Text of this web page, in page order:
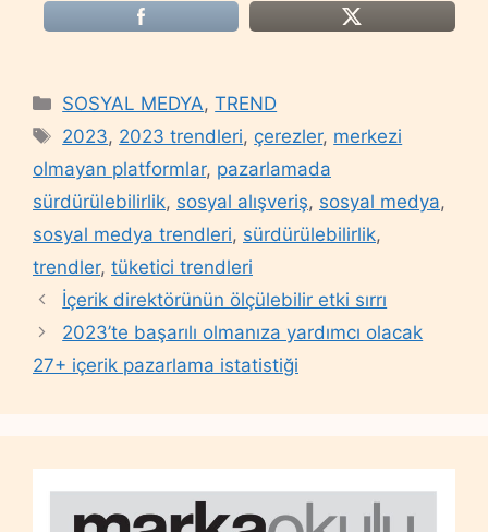
Categories
SOSYAL MEDYA,TREND
Tags
2023, 2023 trendleri, çerezler, merkezi
olmayan platformlar, pazarlamada
sürdürülebilirlik, sosyal alışveriş, sosyal medya,
sosyal medya trendleri, sürdürülebilirlik,
trendler, tüketici trendleri
İçerik direktörünün ölçülebilir etki sırrı
2023’te başarılı olmanıza yardımcı olacak
27+ içerik pazarlama istatistiği